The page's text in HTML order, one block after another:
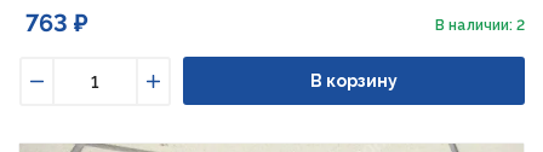
763 ₽ В наличии: 2
Увеличить
В корзину